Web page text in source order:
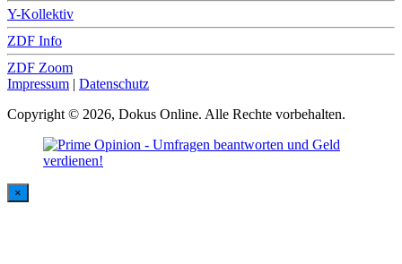
Y-Kollektiv
ZDF Info
ZDF Zoom
Impressum | Datenschutz
Copyright © 2026, Dokus Online. Alle Rechte vorbehalten.
×